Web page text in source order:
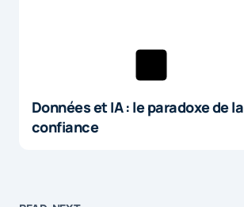
Données et IA : le paradoxe de la
confiance